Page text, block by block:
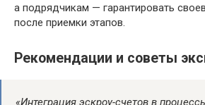
а подрядчикам — гарантировать
после приемки этапов.
Рекомендации и советы
«Интеграция эскроу-счетов в